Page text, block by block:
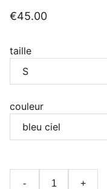
€45.00
taille
couleur
- +